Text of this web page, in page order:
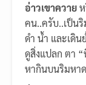
อ่าวเขาควาย
คน..ครับ..เป็น
ดำ น้ำ และเดิ
ดูสิ่งแปลก ตา
หากินบนริมหา